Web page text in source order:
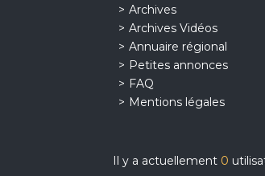
Archives
Archives Vidéos
Annuaire régional
Petites annonces
FAQ
Mentions légales
Il y a actuellement 0